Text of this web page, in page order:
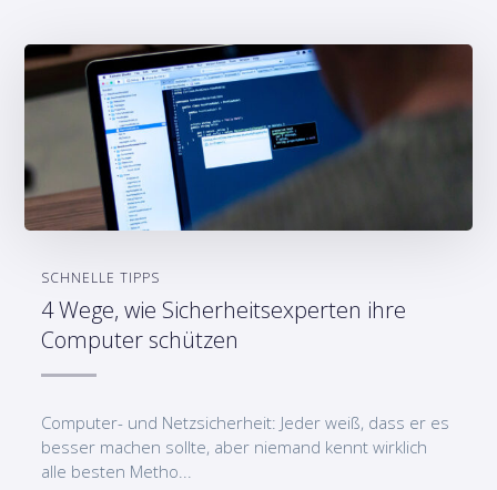
SCHNELLE TIPPS
4 Wege, wie Sicherheitsexperten ihre
Computer schützen
Computer- und Netzsicherheit: Jeder weiß, dass er es
besser machen sollte, aber niemand kennt wirklich
alle besten Metho...